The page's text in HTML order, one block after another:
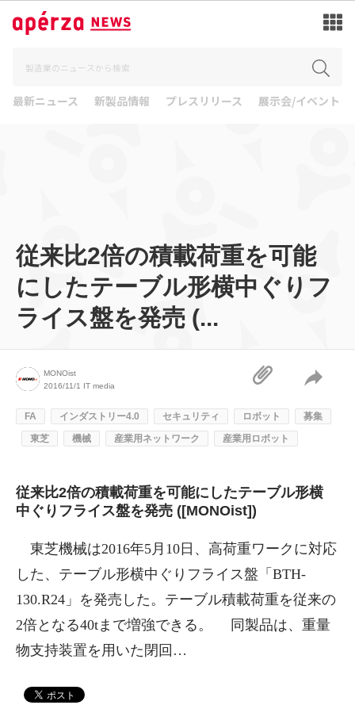
最新ニュース 新製品情報 プレスリリース 展示会/イベント
従来比2倍の積載荷重を可能
にしたテーブル形横中ぐりフ
ライス盤を発売 (...
MONOist
2016/11/1 IT media
FA インダストリー4.0 セキュリティ ロボット
募集
東芝
機械 産業用ネットワーク 産業用ロボット
従来比2倍の積載荷重を可能にしたテーブル形横
中ぐりフライス盤を発売 ([MONOist])
東芝機械は2016年5月10日、高荷重ワークに対応
した、テーブル形横中ぐりフライス盤「BTH-
130.R24」を発売した。テーブル積載荷重を従来の
2倍となる40tまで増強できる。 同製品は、重量
物支持装置を用いた閉回…